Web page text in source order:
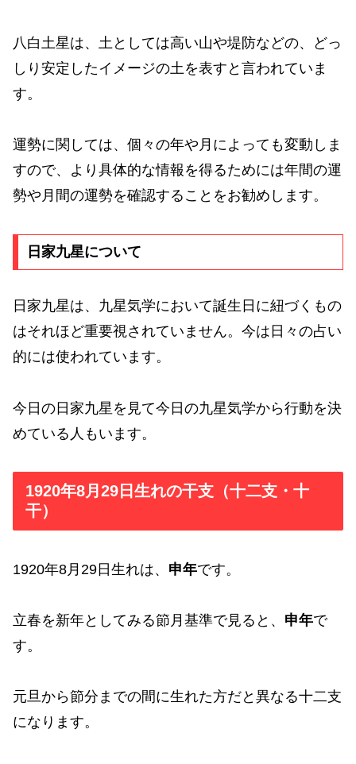
八白土星は、土としては高い山や堤防などの、どっ
しり安定したイメージの土を表すと言われていま
す。
運勢に関しては、個々の年や月によっても変動しま
すので、より具体的な情報を得るためには年間の運
勢や月間の運勢を確認することをお勧めします。
日家九星について
日家九星は、九星気学において誕生日に紐づくもの
はそれほど重要視されていません。今は日々の占い
的には使われています。
今日の日家九星を見て今日の九星気学から行動を決
めている人もいます。
1920年8月29日生れの干支（十二支・十
干）
1920年8月29日生れは、 申年です。
立春を新年としてみる節月基準で見ると、 申年で
す。
元旦から節分までの間に生れた方だと異なる十二支
になります。